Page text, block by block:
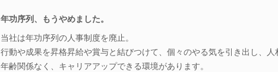
年功序列、もうやめました。
当社は年功序列の人事制度を廃止。
行動や成果を昇格昇給や賞与と結びつけて、個々のやる気を引き出し、人
年齢関係なく、キャリアアップできる環境があります。